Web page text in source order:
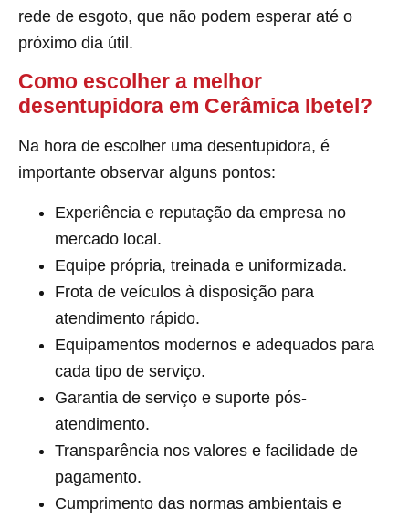
rede de esgoto, que não podem esperar até o
próximo dia útil.
Como escolher a melhor
desentupidora em Cerâmica Ibetel?
Na hora de escolher uma desentupidora, é
importante observar alguns pontos:
Experiência e reputação da empresa no
mercado local.
Equipe própria, treinada e uniformizada.
Frota de veículos à disposição para
atendimento rápido.
Equipamentos modernos e adequados para
cada tipo de serviço.
Garantia de serviço e suporte pós-
atendimento.
Transparência nos valores e facilidade de
pagamento.
Cumprimento das normas ambientais e